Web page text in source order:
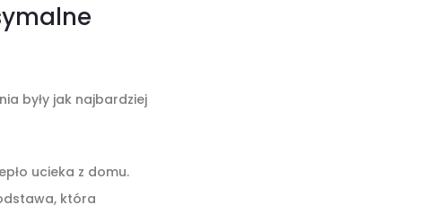
były jak najbardziej
ucieka z domu.
która